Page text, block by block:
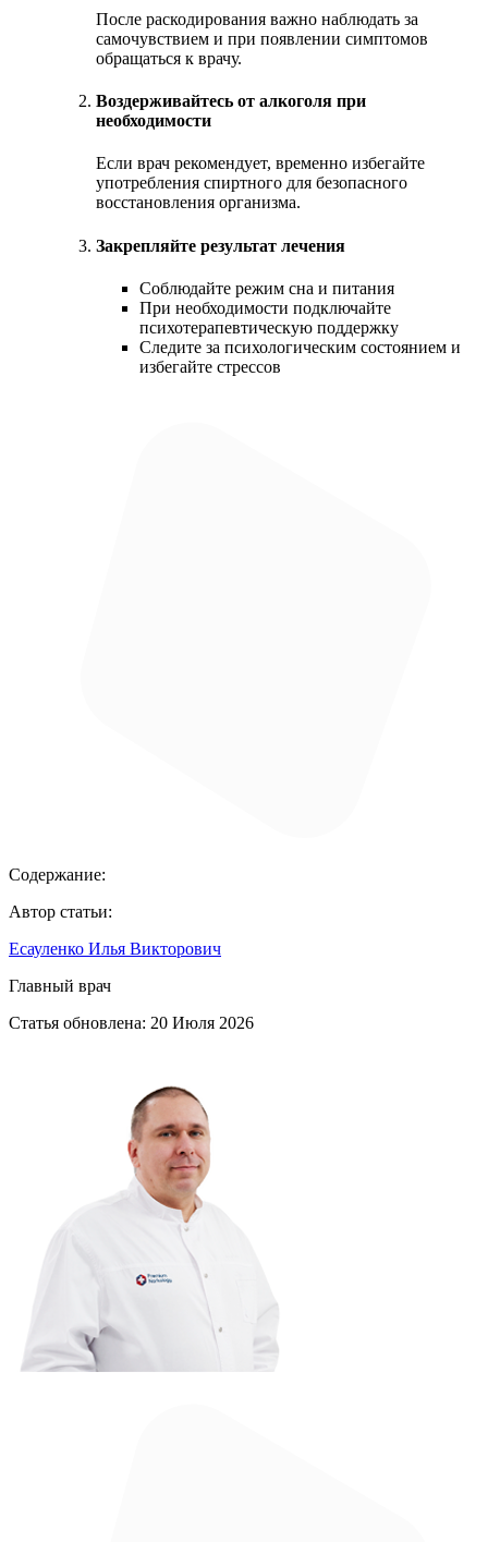
После раскодирования важно наблюдать за
самочувствием и при появлении симптомов
обращаться к врачу.
Воздерживайтесь от алкоголя при
необходимости
Если врач рекомендует, временно избегайте
употребления спиртного для безопасного
восстановления организма.
Закрепляйте результат лечения
Соблюдайте режим сна и питания
При необходимости подключайте
психотерапевтическую поддержку
Следите за психологическим состоянием и
избегайте стрессов
Содержание:
Автор статьи:
Есауленко Илья Викторович
Главный врач
Статья обновлена: 20 Июля 2026